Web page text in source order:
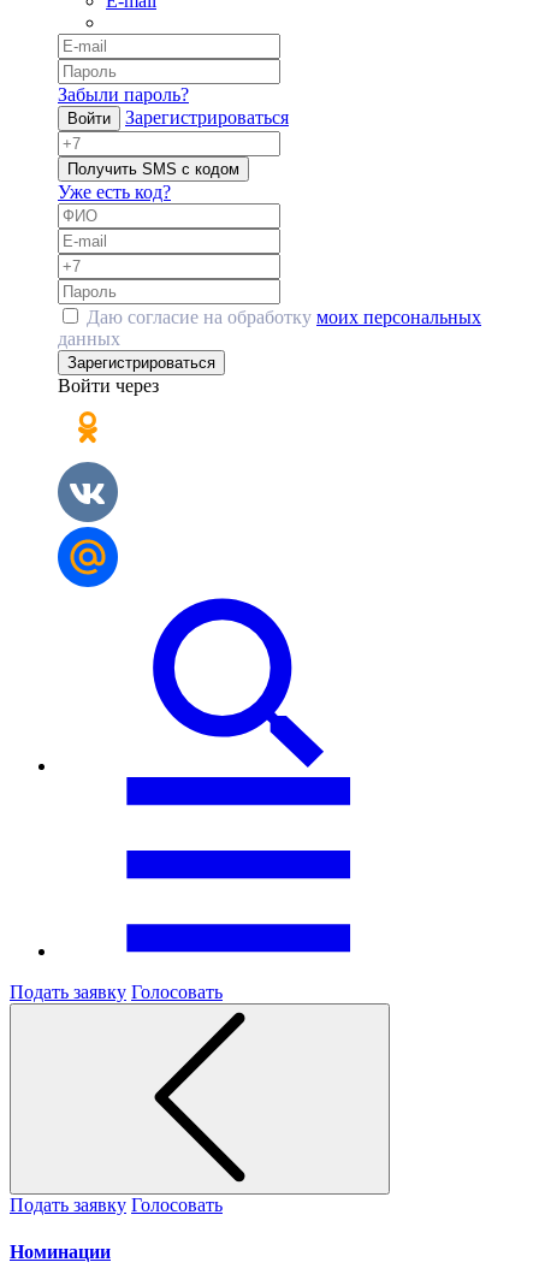
Забыли пароль?
Войти Зарегистрироваться
Получить SMS с кодом
Уже есть код?
Даю согласие на обработку моих персональных
данных
Зарегистрироваться
Войти через
Подать заявку Голосовать
Подать заявку Голосовать
Номинации